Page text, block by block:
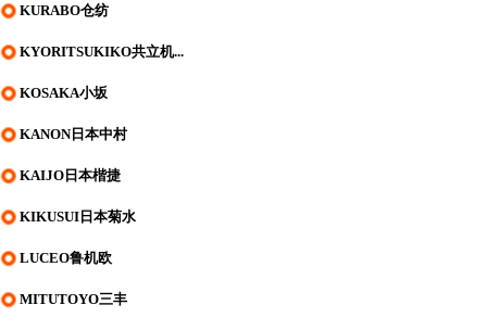
KURABO仓纺
KYORITSUKIKO共立机...
KOSAKA小坂
KANON日本中村
KAIJO日本楷捷
KIKUSUI日本菊水
LUCEO鲁机欧
MITUTOYO三丰